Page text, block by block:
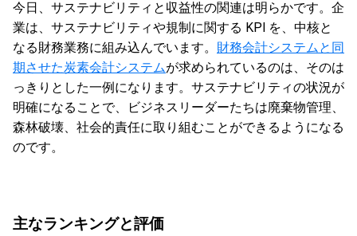
今日、サステナビリティと収益性の関連は明らかです。企
業は、サステナビリティや規制に関する KPI を、中核と
なる財務業務に組み込んでいます。 財務会計システムと同
期させた炭素会計システムが求められているのは、そのは
っきりとした一例になります。サステナビリティの状況が
明確になることで、ビジネスリーダーたちは廃棄物管理、
森林破壊、社会的責任に取り組むことができるようになる
のです。
主なランキングと評価